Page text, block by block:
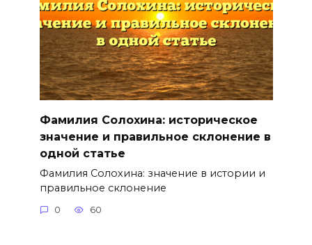
Фамилия Солохина: историческое
значение и правильное склонение в
одной статье
Фамилия Солохина: значение в истории и
правильное склонение
0 60